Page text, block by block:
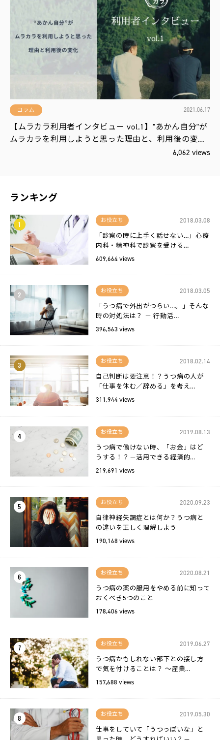
コラム 2021.06.17
【ムラカラ利用者インタビュー vol.1】"あかん自分"が
ムラカラを利用しようと思った理由と、利用後の変…
6,062 views
ランキング
1 お役立ち
2018.03.08
「診察の時に上手く話せない…」心療
内科・精神科で診察を受ける…
609,664 views
2 お役立ち
2018.03.05
「うつ病で外出がつらい…。」そんな
時の対処法は？ － 行動活…
396,563 views
3 お役立ち
2018.02.14
自己判断は要注意！？うつ病の人が
「仕事を休む／辞める」を考え…
311,944 views
4 お役立ち
2019.08.13
うつ病で働けない時、「お金」はど
うする！？－活用できる経済的…
219,691 views
5 お役立ち
2020.09.23
自律神経失調症とは何か？うつ病と
の違いを正しく理解しよう
190,168 views
6 お役立ち
2020.08.21
うつ病の薬の服用をやめる前に知って
おくべき5つのこと
178,406 views
7 お役立ち
2019.06.27
うつ病かもしれない部下との接し方
で気を付けることは？ 〜産業…
157,688 views
8 お役立ち
2019.05.30
仕事をしていて「うつっぽいな」と